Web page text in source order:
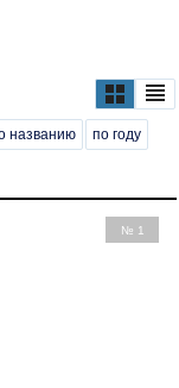
названию по году
№ 1